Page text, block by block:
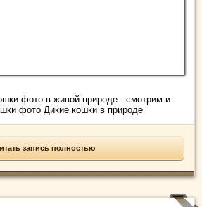
фото в живой природе - смотрим и
фото Дикие кошки в природе
запись полностью